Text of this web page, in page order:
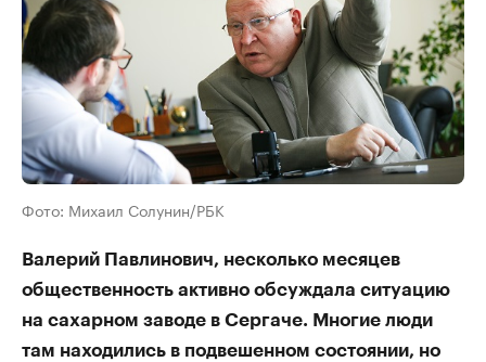
Фото: Михаил Солунин/РБК
Валерий Павлинович, несколько месяцев
общественность активно обсуждала ситуацию
на сахарном заводе в Сергаче. Многие люди
там находились в подвешенном состоянии, но